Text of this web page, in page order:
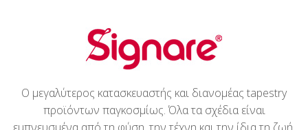
Ο μεγαλύτερος κατασκευαστής και διανομέας tapestry
προϊόντων παγκοσμίως. Όλα τα σχέδια είναι